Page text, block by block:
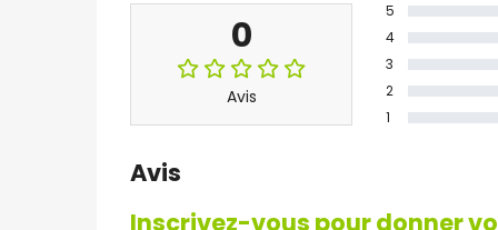
0
Avis
5
4
3
2
1
Avis
Inscrivez-vous pour donner